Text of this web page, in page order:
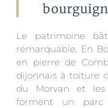
Le patrimoine
remarquable. En
en pierre de
dijonnais à toiture
du Morvan et les
forment un